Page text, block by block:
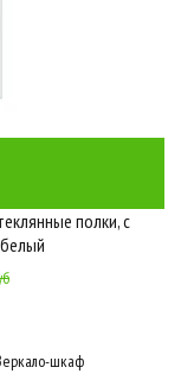
полки, с
шкаф